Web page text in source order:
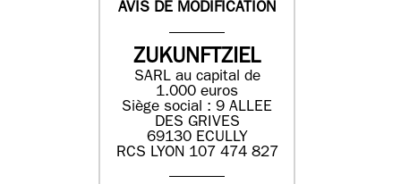
AVIS DE MODIFICATION
ZUKUNFTZIEL
SARL au capital de
1.000 euros
Siège social : 9 ALLEE
DES GRIVES
69130 ECULLY
RCS LYON 107 474 827